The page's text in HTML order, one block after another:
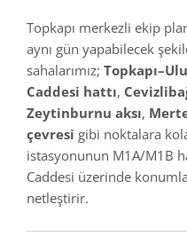
Topkapı merkezli ekip
aynı gün yapabilecek
sahalarımız;
Caddesi hattı,
Zeytinburnu aksı,
çevresi gibi noktalara
istasyonunun M1A/M1B
Caddesi üzerinde
netleştirir.